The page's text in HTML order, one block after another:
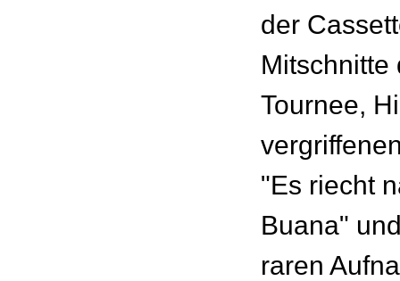
der
Mitschnitte
Tournee,
"Es riecht
Buana"
raren